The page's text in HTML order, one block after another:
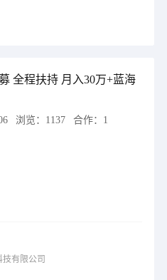
全程扶持 月入30万+蓝海
浏览： 1137 合作： 1
有限公司